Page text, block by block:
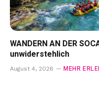
WANDERN AN DER
unwiderstehlich
August 4, 2026 MEHR